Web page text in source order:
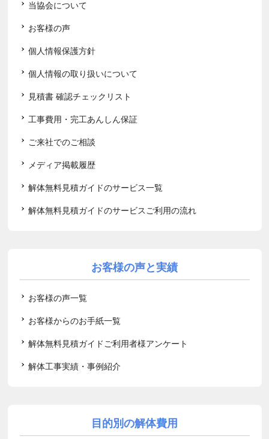
当協会について
お客様の声
個人情報保護方針
個人情報の取り扱いについて
見積書 確認チェックリスト
工事費用・完工あんしん保証
ご来社でのご相談
メディア掲載履歴
解体無料見積ガイドのサービス一覧
解体無料見積ガイドのサービスご利用の流れ
お客様の声と実績
お客様の声一覧
お客様からのお手紙一覧
解体無料見積ガイドご利用者様アンケート
解体工事実績・事例紹介
目的別の解体費用